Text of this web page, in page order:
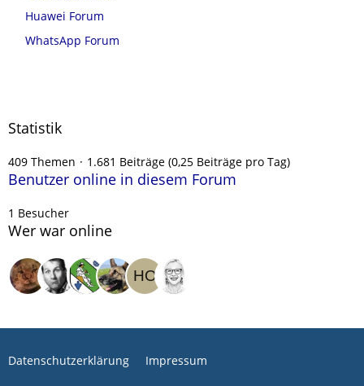
Huawei Forum
WhatsApp Forum
Statistik
409 Themen 1.681 Beiträge (0,25 Beiträge pro Tag)
Benutzer online in diesem Forum
1 Besucher
Wer war online
Datenschutzerklärung Impressum